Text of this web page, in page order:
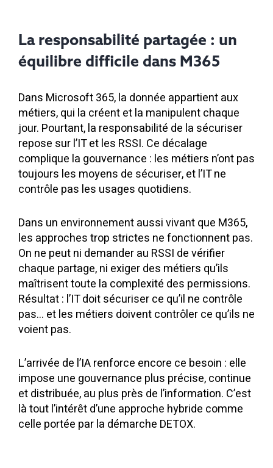
La responsabilité partagée : un
équilibre difficile dans M365
Dans Microsoft 365, la donnée appartient aux
métiers, qui la créent et la manipulent chaque
jour. Pourtant, la responsabilité de la sécuriser
repose sur l’IT et les RSSI. Ce décalage
complique la gouvernance : les métiers n’ont pas
toujours les moyens de sécuriser, et l’IT ne
contrôle pas les usages quotidiens.
Dans un environnement aussi vivant que M365,
les approches trop strictes ne fonctionnent pas.
On ne peut ni demander au RSSI de vérifier
chaque partage, ni exiger des métiers qu’ils
maîtrisent toute la complexité des permissions.
Résultat : l’IT doit sécuriser ce qu’il ne contrôle
pas… et les métiers doivent contrôler ce qu’ils ne
voient pas.
L’arrivée de l’IA renforce encore ce besoin : elle
impose une gouvernance plus précise, continue
et distribuée, au plus près de l’information. C’est
là tout l’intérêt d’une approche hybride comme
celle portée par la démarche DETOX.